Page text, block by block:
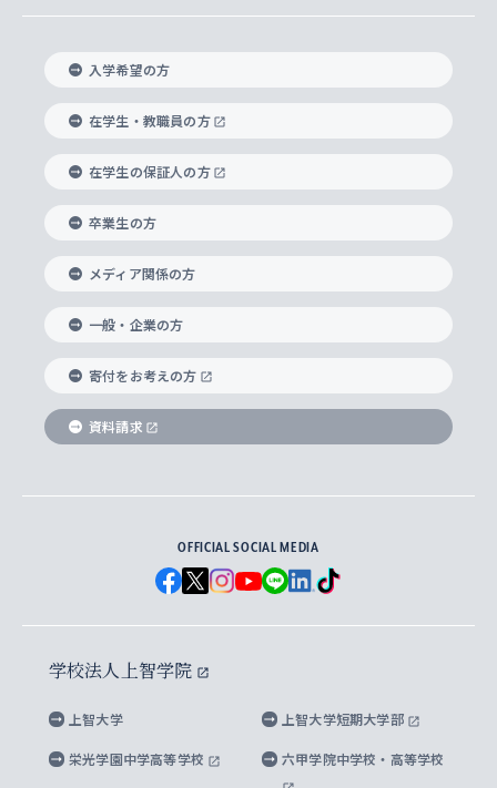
経済学部
外国語学部
総合グローバル学部
国際教養学部
理工学部
Futures） – 持続可能な未来を考える６学科連携
キリスト教人間学
身体知
思考と表現
データサイエンス
言語教育研究センター
上智大学のグローバル教育
グローバル教育センター
上智大学で学ぶ
海外で学ぶ
学びのサポート
大学院
神学研究科
実践宗教学研究科
総合人間科学研究科
経済学研究科
グローバル・スタディーズ研究科
助産学専攻科
生涯学習
国際言語情報研究所
グローバル・コンサーン研究所
比較文化研究所
ヨーロッパ研究所
アジア文化研究所
アメリカ・カナダ研究所
メディア・ジャーナリズム研究所
水稀少社会研究センター
先進機械・構造材料イノベーションセンター
知的財産
研究支援制度
重点領域研究・自由課題研究
研究活動に関する法令・研究費の使用について
課外教育プログラム
ボランティア活動
グローバルな学びのコミュニティ
学生の相談窓口
心身の健康相談
ハラスメント防止の取り組み
障がいのある学生への支援
キャリア形成サポート
キャリア形成支援プログラム
就職（内定先）・進路統計
企業の採用ご担当者様へのご案内
住まいのサポート
入れの方針）
科目等履修生
研究生・外国人特別研究生・国費留学生
交換留学生(海外大学から上智大学で学ぶ)
ノンディグリー生
Sophia Short-term Program受講生
学費・奨学金
学部入学前に出願する奨学金
国による高等教育の修学支援新制度
大学院生対象の奨学金
海外留学する際の費用と奨学金
理事長・学長メッセージ
学長・副学長紹介
上智大学の精神
上智大学の理念
上智大学の沿革
ソフィア・アーカイブズ
上智大学とカトリック
グローバルエンゲージメント
上智大学を訪れた世界の知性
国連Weeks・アフリカWeeks
ダイバーシティ＆サステナビリティへの取り組み
上智大学公式ソーシャルメディア
学校法人上智学院について
数字で見る上智大学
上智大学のネットワーク
父母・保証人とのネットワーク
学外とのネットワーク
上智大学の出版物
上智大学大学案内・大学院案内
英文広報誌 SOPHIA magazine
上智大学のビジュアル・アイデンティティ
上智大学ビジュアル・アイデンティティ
上智大学校歌 ・上智大学学生歌
上智大学への取材・キャンパスでの撮影について
上智大学の公開情報
上智大学の教育研究活動等の情報公表
キャンパス案内
入学希望の方
在学生・教職員の方
在学生の保証人の方
卒業生の方
メディア関係の方
一般・企業の方
寄付をお考えの方
資料請求
OFFICIAL SOCIAL MEDIA
学校法人上智学院
上智大学 上智大学短期大学部
栄光学園中学高等学校 六甲学院中学校・高等学校